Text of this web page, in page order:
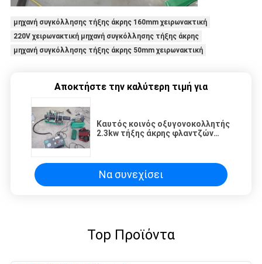
μηχανή συγκόλλησης τήξης άκρης 160mm χειρωνακτική
220V χειρωνακτική μηχανή συγκόλλησης τήξης άκρης
μηχανή συγκόλλησης τήξης άκρης 50mm χειρωνακτική
Αποκτήστε την καλύτερη τιμή για
Καυτός κοινός οξυγονοκολλητής
2.3kw τήξης άκρης φλαντζών
Να συνεχίσει
Top Προϊόντα